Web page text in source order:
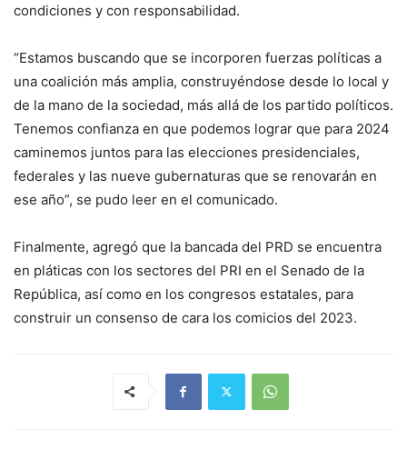
condiciones y con responsabilidad.
“Estamos buscando que se incorporen fuerzas políticas a
una coalición más amplia, construyéndose desde lo local y
de la mano de la sociedad, más allá de los partido políticos.
Tenemos confianza en que podemos lograr que para 2024
caminemos juntos para las elecciones presidenciales,
federales y las nueve gubernaturas que se renovarán en
ese año”, se pudo leer en el comunicado.
Finalmente, agregó que la bancada del PRD se encuentra
en pláticas con los sectores del PRI en el Senado de la
República, así como en los congresos estatales, para
construir un consenso de cara los comicios del 2023.